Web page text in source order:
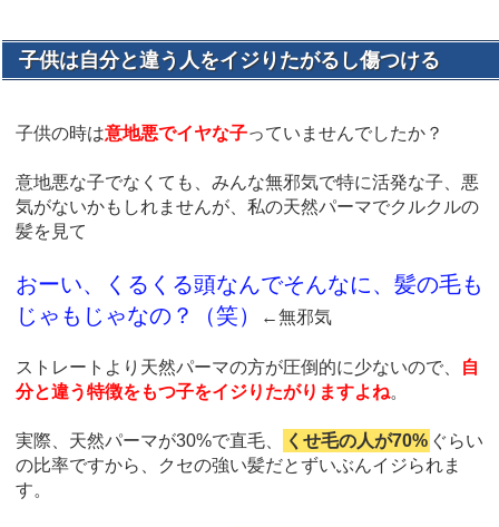
子供は自分と違う人をイジりたがるし傷つける
子供の時は意地悪でイヤな子っていませんでしたか？
意地悪な子でなくても、みんな無邪気で特に活発な子、悪
気がないかもしれませんが、私の天然パーマでクルクルの
髪を見て
おーい、くるくる頭なんでそんなに、髪の毛も
じゃもじゃなの？（笑）
←無邪気
ストレートより天然パーマの方が圧倒的に少ないので、
自
分と違う特徴をもつ子をイジりたがりますよね。
実際、天然パーマが30%で直毛、 くせ毛の人が70% ぐらい
の比率ですから、クセの強い髪だとずいぶんイジられま
す。